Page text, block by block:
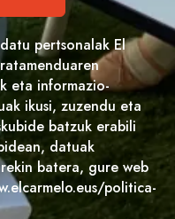
pertsonalak El
eta informazio-
ikusi, zuzendu eta
batzuk erabili
datuak
batera, gure web
politica-